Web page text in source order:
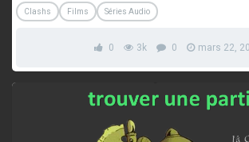
Clashs Films Séries Audio
0 3k 0 mars 22,